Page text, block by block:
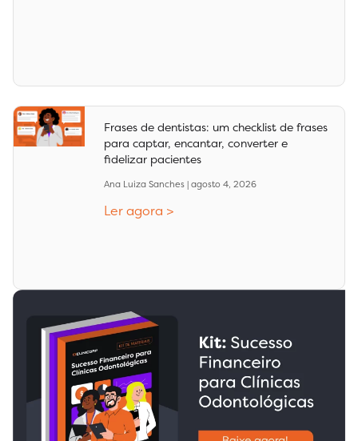
Frases de dentistas: um checklist de frases
para captar, encantar, converter e
fidelizar pacientes
Ana Luiza Sanches agosto 4, 2026
Ler agora >